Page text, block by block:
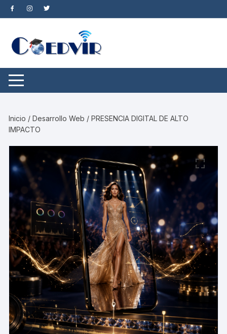
Saltar
al
Inicio /Desarrollo Web / PRESENCIA DIGITAL DE ALTO
IMPACTO